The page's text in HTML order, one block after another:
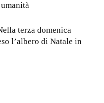
terza domenica
l’albero di Natale in